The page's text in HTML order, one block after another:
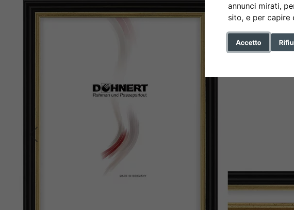
annunci mirati,
sito, e per capire
Accetto
Indietro